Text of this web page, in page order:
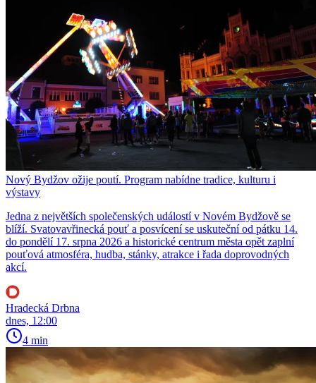
Nový Bydžov ožije poutí. Program nabídne tradice, kulturu i
výstavy
Jedna z největších společenských událostí v Novém Bydžově se
blíží. Svatovavřinecká pouť a posvícení se uskuteční od pátku 14.
do pondělí 17. srpna 2026 a historické centrum města opět zaplní
pouťová atmosféra, hudba, stánky, atrakce i řada doprovodných
akcí.
Hradecká Drbna
dnes, 12:00
4 min